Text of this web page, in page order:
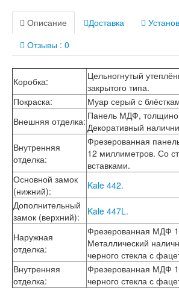
Лабиринт Смартлаб
Лабиринт Термолайт
Лабиринт Трендо
Лабиринт Тундра Плюс
Лабиринт Урбан
Лабиринт Фрост
Лабиринт Шторм
Лабиринт Эволаб
Двери Про
Интекрон Брайтон
Интекрон Вектор
Интекрон Гектор
Интекрон Греция
Интекрон Италия
Интекрон Колизей
Интекрон Колизей Белый
Интекрон Неаполь
Интекрон Олимпия
Интекрон Премьера
Описание Доставка
Отзывы : 0
Коробка:
Цельногнутый
закрытого типа.
Покраска:
Муар серый с
Внешняя отделка: Панель МДФ,
Декоративный
Внутренняя
отделка:
Фрезерованная
12 миллиметров. Со
вставками.
Основной замок
(нижний):
Kale 442.
Дополнительный
замок (верхний): Kale 447L.
Наружная
отделка:
Фрезерованная МДФ
Металлический
черного стекла с
Внутренняя
отделка:
Фрезерованная МДФ
черного стекла с